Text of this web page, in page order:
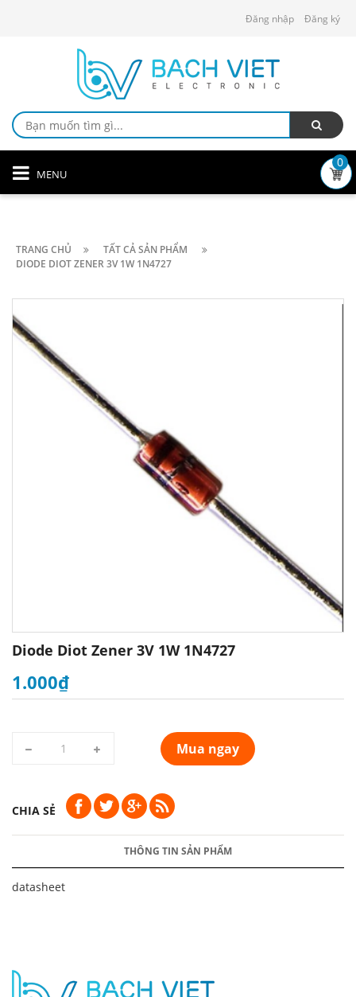
Đăng nhập Đăng ký
MENU
0
TRANG CHỦ
TẤT CẢ SẢN PHẨM
DIODE DIOT ZENER 3V 1W 1N4727
Diode Diot Zener 3V 1W 1N4727
1.000₫
Mua ngay
CHIA SẺ
THÔNG TIN SẢN PHẨM
datasheet